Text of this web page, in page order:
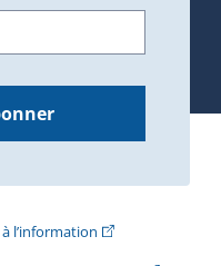
s'ouvrira dans une
à l’information(Cet hyperlien